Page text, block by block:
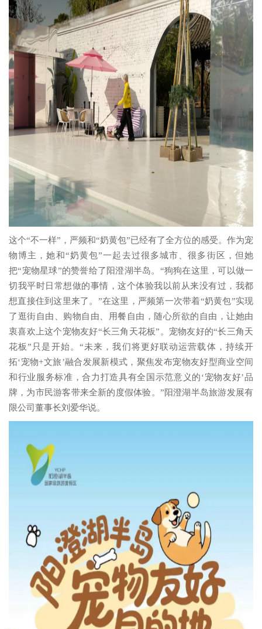
这个“不一样”，严频和“奶黄包”已经有了全方位的感受。作为宠
物博主，她和“奶黄包”一起去过很多城市、很多街区，但她
把“宠物星球”的赞誉给了阳澄湖半岛。“狗狗在这里，可以做一
切我平时日常想做的事情，这个体验我以前从来没有过，我都
想直接住到这里来了。”在这里，严频第一次带着“奶黄包”实现
了逛街自由、购物自由、用餐自由，随心所欲的自由，让她由
衷喜欢上这个宠物友好“长三角天花板”。宠物友好的“长三角天
花板”只是开始。“未来，我们将更好联动运营载体，持续开
拓‘宠物+文旅’融合发展新模式，聚焦发布宠物友好型商业空间
和行业服务标准，合力打造具有全国示范意义的‘宠物友好’品
牌，为市民游客带来全新的度假体验。”阳澄湖半岛旅游发展有
限公司董事长刘爱华说。